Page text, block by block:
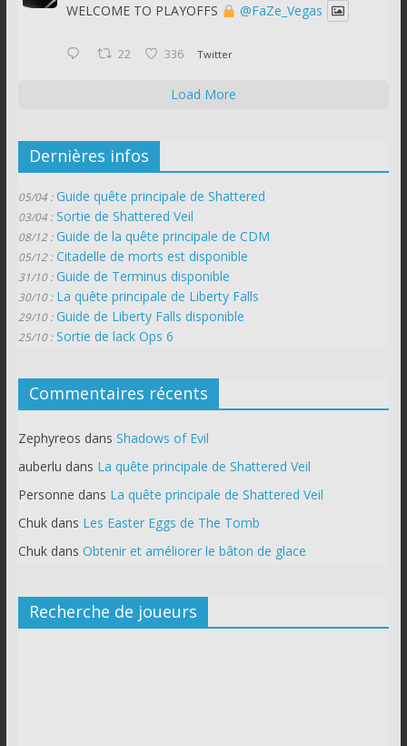
WELCOME TO PLAYOFFS @FaZe_Vegas
22 336 Twitter
Load More
Dernières infos
05/04 : Guide quête principale de Shattered
03/04 : Sortie de Shattered Veil
08/12 : Guide de la quête principale de CDM
05/12 : Citadelle de morts est disponible
31/10 : Guide de Terminus disponible
30/10 : La quête principale de Liberty Falls
29/10 : Guide de Liberty Falls disponible
25/10 : Sortie de lack Ops 6
Commentaires récents
Zephyreos dans Shadows of Evil
auberlu dans La quête principale de Shattered Veil
Personne dans La quête principale de Shattered Veil
Chukdans Les Easter Eggs de The Tomb
Chukdans Obtenir et améliorer le bâton de glace
Recherche de joueurs